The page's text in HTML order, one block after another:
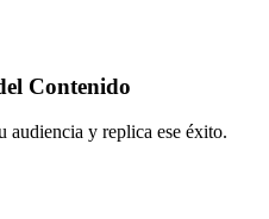
Contenido
audiencia y replica ese éxito.